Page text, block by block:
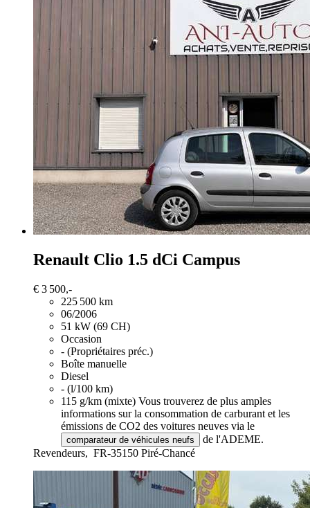
Renault Clio 1.5 dCi Campus
€ 3 500,-
225 500 km
06/2006
51 kW (69 CH)
Occasion
- (Propriétaires préc.)
Boîte manuelle
Diesel
- (l/100 km)
115 g/km (mixte) Vous trouverez de plus amples
informations sur la consommation de carburant et les
émissions de CO2 des voitures neuves via le
comparateur de véhicules neufs
de l'ADEME.
Revendeurs, FR-35150 Piré-Chancé